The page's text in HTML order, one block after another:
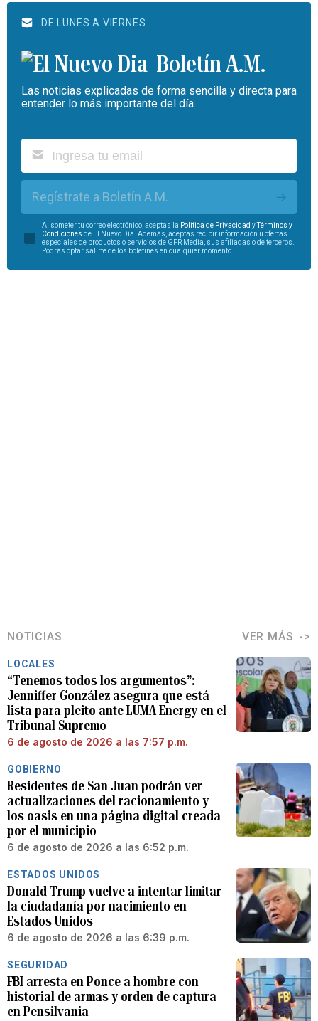
DE LUNES A VIERNES
Boletín A.M.
Las noticias explicadas de forma sencilla y directa para
entender lo más importante del día.
Regístrate a Boletín A.M.
Al someter tu correo electrónico, aceptas la Política de Privacidad yTérminos y
Condiciones de El Nuevo Día. Además, aceptas recibir información u ofertas
especiales de productos o servicios de GFR Media, sus afiliadas o de terceros.
Podrás optar salirte de los boletines en cualquier momento.
NOTICIAS VER MÁS
LOCALES
“Tenemos todos los argumentos”:
Jenniffer González asegura que está
lista para pleito ante LUMA Energy en el
Tribunal Supremo
6 de agosto de 2026 a las 7:57 p.m.
GOBIERNO
Residentes de San Juan podrán ver
actualizaciones del racionamiento y
los oasis en una página digital creada
por el municipio
6 de agosto de 2026 a las 6:52 p.m.
ESTADOS UNIDOS
Donald Trump vuelve a intentar limitar
la ciudadanía por nacimiento en
Estados Unidos
6 de agosto de 2026 a las 6:39 p.m.
SEGURIDAD
FBI arresta en Ponce a hombre con
historial de armas y orden de captura
en Pensilvania